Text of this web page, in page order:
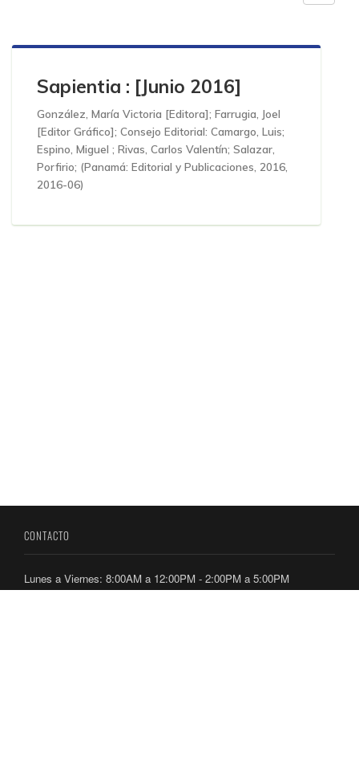
Sapientia : [Junio 2016]
González, María Victoria [Editora]; Farrugia, Joel
[Editor Gráfico]; Consejo Editorial: Camargo, Luis;
Espino, Miguel ; Rivas, Carlos Valentín; Salazar,
Porfirio; (Panamá: Editorial y Publicaciones, 2016
2016-06)
CONTACTO
Lunes a Viernes: 8:00AM a 12:00PM - 2:00PM a 5:00PM